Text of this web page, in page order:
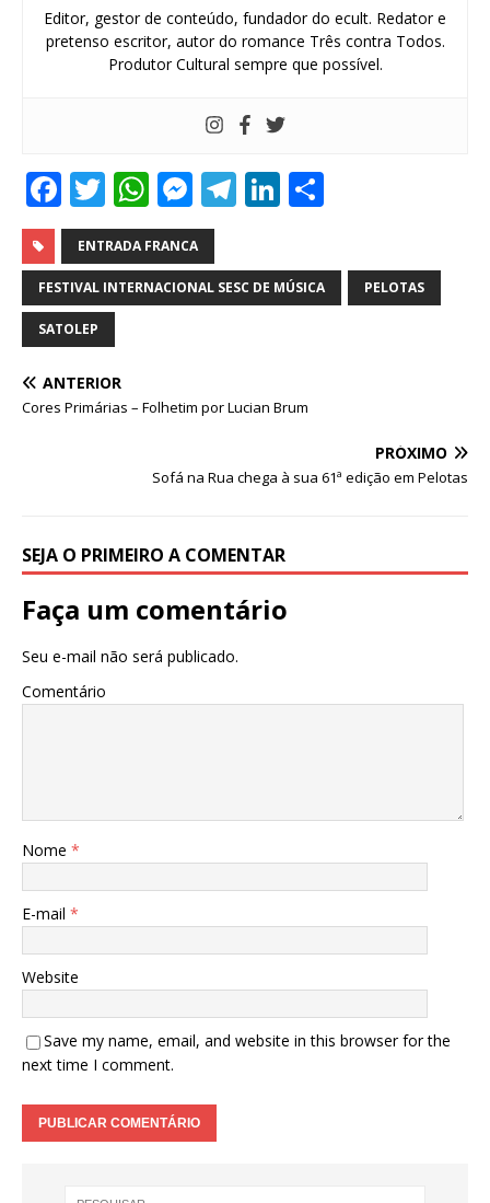
Editor, gestor de conteúdo, fundador do ecult. Redator e
pretenso escritor, autor do romance Três contra Todos.
Produtor Cultural sempre que possível.
F
a
c
e
b
o
T
w
it
te
W
h
at
s
p
M
e
ss
e
e
T
e
g
Li
k
e
ar
e
ENTRADA FRANCA
FESTIVAL INTERNACIONAL SESC DE MÚSICA PELOTAS
SATOLEP
ANTERIOR
Cores Primárias – Folhetim por Lucian Brum
PRÓXIMO
Sofá na Rua chega à sua 61ª edição em Pelotas
SEJA O PRIMEIRO A COMENTAR
Faça um comentário
Seu e-mail não será publicado.
Comentário
Nome *
E-mail *
Website
Save my name, email, and website in this browser for the
next time I comment.